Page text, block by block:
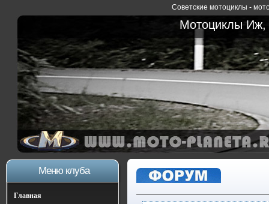
Советские мотоциклы -
Мотоциклы Иж,
Меню клуба
Главная